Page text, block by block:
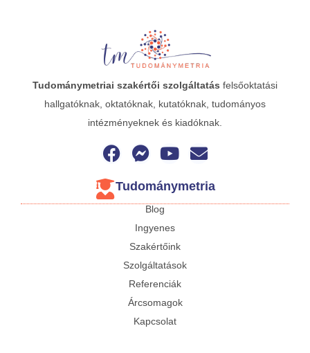
Tudománymetriai szakértői szolgáltatás felsőoktatási
hallgatóknak, oktatóknak, kutatóknak, tudományos
intézményeknek és kiadóknak.
Tudománymetria
Blog
Ingyenes
Szakértőink
Szolgáltatások
Referenciák
Árcsomagok
Kapcsolat